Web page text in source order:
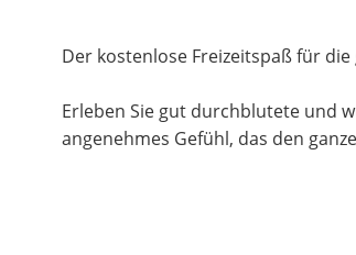
Der kostenlose Freizeitspaß für die
Erleben Sie gut durchblutete und
angenehmes Gefühl, das den